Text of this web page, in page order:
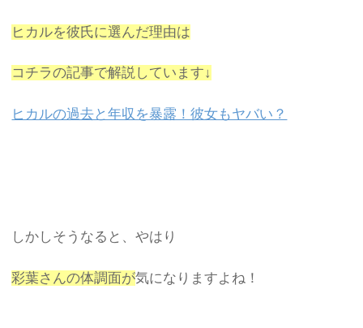
ヒカルを彼氏に選んだ理由は
コチラの記事で解説しています↓
ヒカルの過去と年収を暴露！彼女もヤバい？
しかしそうなると、やはり
彩葉さんの体調面が気になりますよね！